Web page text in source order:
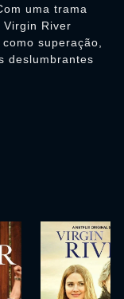
uma trama
River
superação,
deslumbrantes